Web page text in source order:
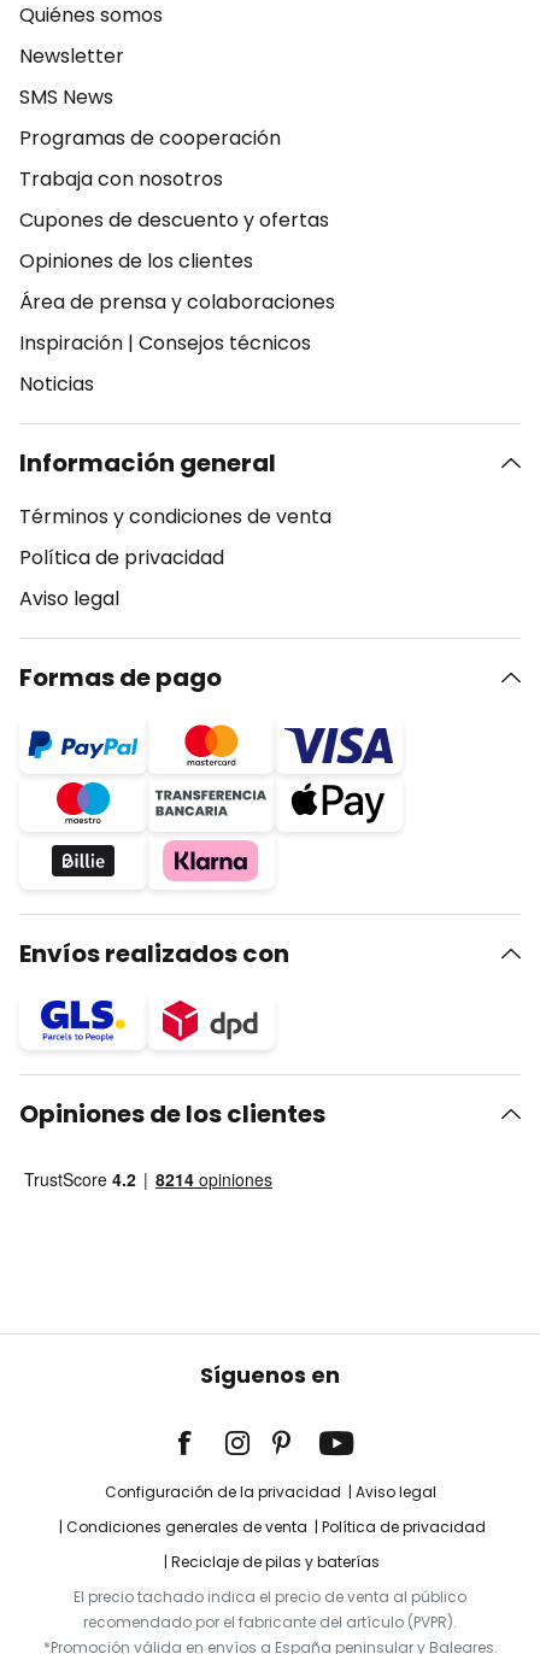
Quiénes somos
Newsletter
SMS News
Programas de cooperación
Trabaja con nosotros
Cupones de descuento y ofertas
Opiniones de los clientes
Área de prensa y colaboraciones
Inspiración | Consejos técnicos
Noticias
Información general
Términos y condiciones de venta
Política de privacidad
Aviso legal
Formas de pago
Envíos realizados con
Opiniones de los clientes
Síguenos en
Configuración de la privacidad
Aviso legal
Condiciones generales de venta
Política de privacidad
Reciclaje de pilas y baterías
El precio tachado indica el precio de venta al público
recomendado por el fabricante del artículo (PVPR).
*Promoción válida en envíos a España peninsular y Baleares.